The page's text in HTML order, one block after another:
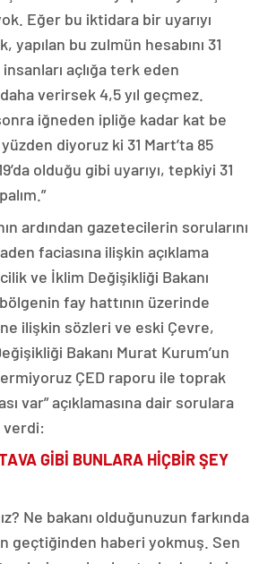
Eğer bu iktidara bir uyarıyı
yapılan bu zulmün hesabını 31
açlığa terk eden
verirsek 4,5 yıl geçmez.
iğneden ipliğe kadar kat be
diyoruz ki 31 Mart’ta 85
olduğu gibi uyarıyı, tepkiyi 31
ardından gazetecilerin sorularını
faciasına ilişkin açıklama
ve İklim Değişikliği Bakanı
fay hattının üzerinde
ilişkin sözleri ve eski Çevre,
Bakanı Murat Kurum’un
ÇED raporu ile toprak
var” açıklamasına dair sorulara
verdi:
GİBİ BUNLARA HİÇBİR ŞEY
Ne bakanı olduğunuzun farkında
geçtiğinden haberi yokmuş. Sen